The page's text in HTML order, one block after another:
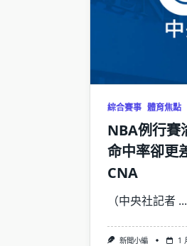
綜合賽事 體育焦點
NBA例行賽
命中率卻更
CNA
（中央社記者 ...
新聞小編 1